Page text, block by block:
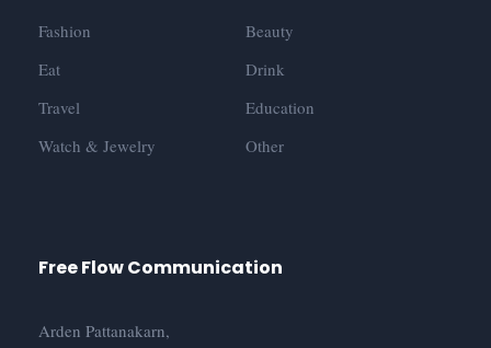
Fashion
Beauty
Eat
Drink
Travel
Education
Watch & Jewelry
Other
Free Flow Communication
Arden Pattanakarn,